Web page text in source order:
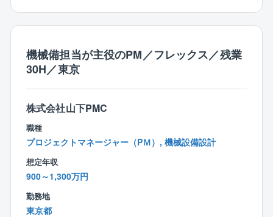
＜より上流工程から携わることが可能＞
同社のプロジェクトマネジメントは、建物を建てるこ
す。
例）地域のプロバスケットチームがアリーナを建設し
が無い日にアリーナにどのようなイベントを呼び込む
か、年間の収益性を検討し、提案することで、顧客の
事業を成立させるための提案を行います。
＜テレワークについて＞
上限週2日（出社比率60%程度）但し入社1年未満の方
は週1日まで
これまでの設計事務所やゼネコンでの設計経験を活か
です。
【担当案件について】
近年はデータセンター、病院、工場案件が特に増えて
いますが、教育施設やオフィス、商業施設、物流施設
など、幅広い案件がございます。
入社後は1つの用途に限らず、幅広く案件をお任せしま
すので、広い知見とスキルを身に着けることができま
す。
【同社の特徴】
●圧倒的な技術力
機械備担当が主役のPM／フレックス／残業
30H／東京
株式会社山下PMC
職種
プロジェクトマネージャー（PＭ）, 機械設備設計
想定年収
900～1,300万円
勤務地
東京都